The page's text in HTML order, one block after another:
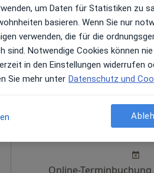
10 Aug
Online-
um Daten für Statistiken zu
basieren. Wenn Sie nur
verwenden, die für die
sind. Notwendige Cookies können
in den Einstellungen widerrufen
Sie mehr unter Datenschutz und